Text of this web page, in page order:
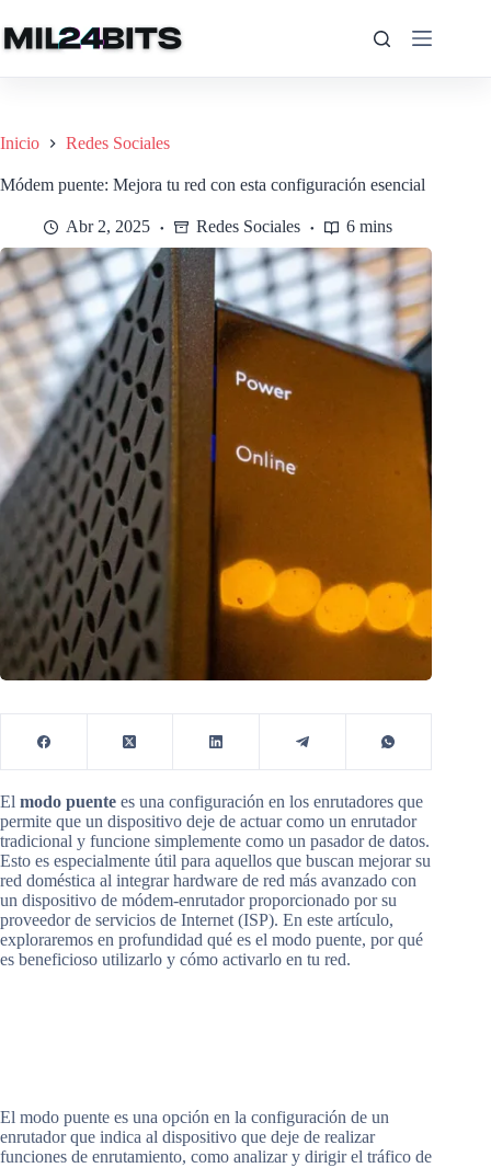
al
contenido
Inicio Redes Sociales
Módem puente: Mejora tu red con esta configuración esencial
Abr 2, 2025 Redes Sociales 6 mins
El modo puente es una configuración en los enrutadores que
permite que un dispositivo deje de actuar como un enrutador
tradicional y funcione simplemente como un pasador de datos.
Esto es especialmente útil para aquellos que buscan mejorar su
red doméstica al integrar hardware de red más avanzado con
un dispositivo de módem-enrutador proporcionado por su
proveedor de servicios de Internet (ISP). En este artículo,
exploraremos en profundidad qué es el modo puente, por qué
es beneficioso utilizarlo y cómo activarlo en tu red.
El modo puente es una opción en la configuración de un
enrutador que indica al dispositivo que deje de realizar
funciones de enrutamiento, como analizar y dirigir el tráfico de